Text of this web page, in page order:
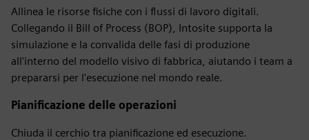
Allinea le risorse fisiche con i flussi di lavoro digitali.
Collegando il Bill of Process (BOP), Intosite supporta la
simulazione e la convalida delle fasi di produzione
all'interno del modello visivo di fabbrica, aiutando i team a
prepararsi per l'esecuzione nel mondo reale.
Pianificazione delle operazioni
Chiuda il cerchio tra pianificazione ed esecuzione.